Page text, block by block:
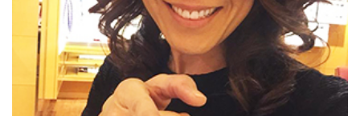
Conseillers
Juridiques
Campus
Carrière
Archives